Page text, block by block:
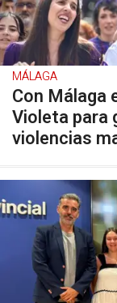
MÁLAGA
Con Málaga
Violeta para
violencias